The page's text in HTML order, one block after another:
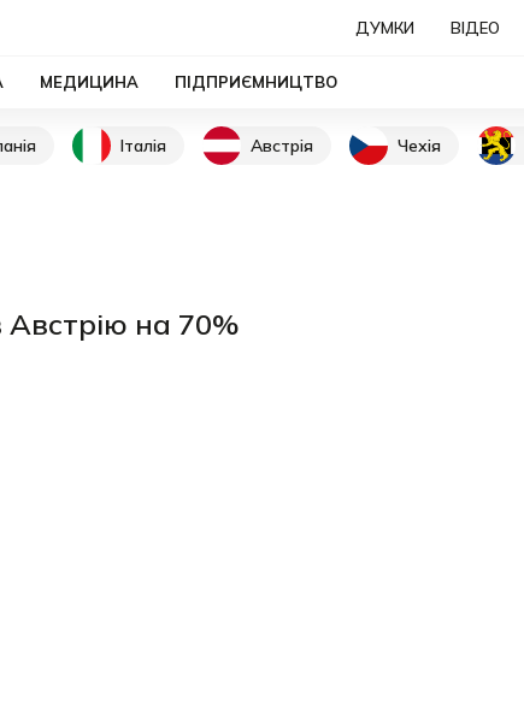
ДУМКИ ВІДЕО
МЕДИЦИНА ПІДПРИЄМНИЦТВО
Італія Австрія Чехія
Австрію на 70%